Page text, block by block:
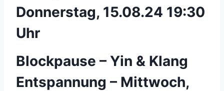
Donnerstag, 15.08.24 19:30
Uhr
Blockpause – Yin & Klang
Entspannung – Mittwoch,